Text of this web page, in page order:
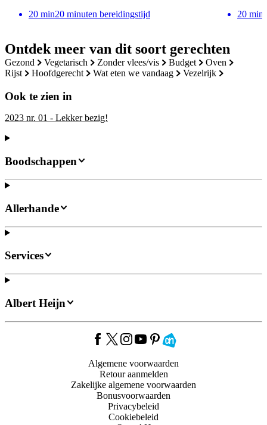
Ontdek meer van dit soort gerechten
gezond vegetarisch zonder vlees/vis budget
oven
rijst
hoofdgerecht wat eten we vandaag vezelrijk
Ook te zien in
2023 nr. 01 - Lekker bezig!
20 min20 minuten bereidingstijd
20 min
Boodschappen
Allerhande
Services
Albert Heijn
Algemene voorwaarden
Retour aanmelden
Zakelijke algemene voorwaarden
Bonusvoorwaarden
Privacybeleid
Cookiebeleid